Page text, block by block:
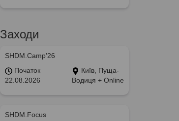
Заходи
SHDM.Camp’26
Початок
22.08.2026
Київ, Пуща-
Водиця + Online
SHDM.Focus